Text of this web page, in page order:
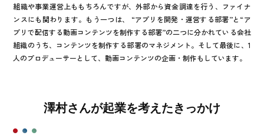
組織や事業運営上ももちろんですが、外部から資金調達を行う、ファイナ
ンスにも関わります。もう一つは、 “アプリを開発・運営する部署”と“ア
プリで配信する動画コンテンツを制作する部署”の二つに分かれている会社
組織のうち、コンテンツを制作する部署のマネジメント。そして最後に、1
人のプロデューサーとして、動画コンテンツの企画・制作もしています。
澤村さんが起業を考えたきっかけ